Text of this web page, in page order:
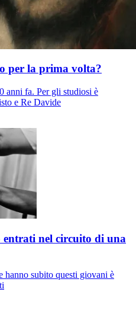
per la prima volta?
anni fa. Per gli studiosi è
e Re Davide
entrati nel circuito di una
hanno subito questi giovani è